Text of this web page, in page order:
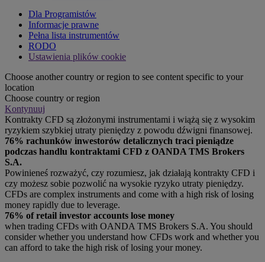
Dla Programistów
Informacje prawne
Pełna lista instrumentów
RODO
Ustawienia plików cookie
Choose another country or region to see content specific to your
location
Choose country or region
Kontynuuj
Kontrakty CFD są złożonymi instrumentami i wiążą się z wysokim
ryzykiem szybkiej utraty pieniędzy z powodu dźwigni finansowej.
76% rachunków inwestorów detalicznych traci pieniądze
podczas handlu kontraktami CFD z OANDA TMS Brokers
S.A.
Powinieneś rozważyć, czy rozumiesz, jak działają kontrakty CFD i
czy możesz sobie pozwolić na wysokie ryzyko utraty pieniędzy.
CFDs are complex instruments and come with a high risk of losing
money rapidly due to leverage.
76% of retail investor accounts lose money
when trading CFDs with OANDA TMS Brokers S.A. You should
consider whether you understand how CFDs work and whether you
can afford to take the high risk of losing your money.